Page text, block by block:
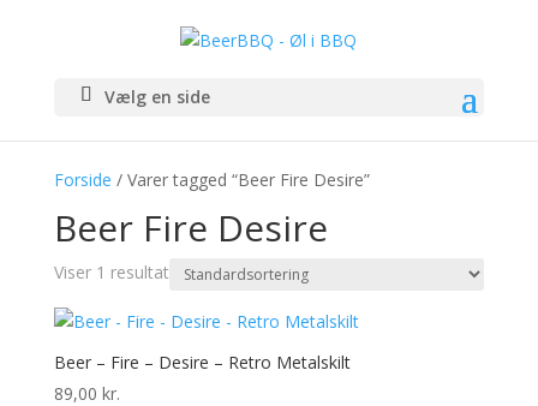
Vælg en side
Forside / Varer tagged “Beer Fire Desire”
Beer Fire Desire
Viser 1 resultat
Beer – Fire – Desire – Retro Metalskilt
89,00 kr.